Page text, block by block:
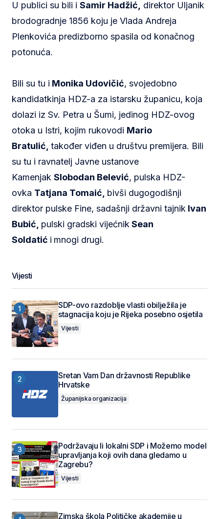
U publici su bili i Samir Hadžić,
direktor Uljanik
brodogradnje 1856 koju je Vlada Andreja
Plenkovića predizborno spasila od konačnog
potonuća.
Bili su tu i Monika Udovičić, svojedobno
kandidatkinja HDZ-a za istarsku županicu, koja
dolazi iz Sv. Petra u Šumi, jedinog HDZ-ovog
otoka u Istri, kojim rukovodi Mario
Bratulić, također viđen u društvu premijera. Bili
su tu i ravnatelj Javne ustanove
Kamenjak Slobodan Belević, pulska HDZ-
ovka Tatjana Tomaić, bivši dugogodišnji
direktor pulske Fine, sadašnji državni tajnik Ivan
Bubić, pulski gradski vijećnik Sean
Soldatić i mnogi drugi.
Vijesti
SDP-ovo razdoblje vlasti obilježila je
stagnacija koju je Rijeka posebno osjetila
Vijesti
Sretan Vam Dan državnosti Republike
Hrvatske
Županijska organizacija
Podržavaju li lokalni SDP i Možemo model
upravljanja koji ovih dana gledamo u
Zagrebu?
Vijesti
Zimska škola Političke akademije u